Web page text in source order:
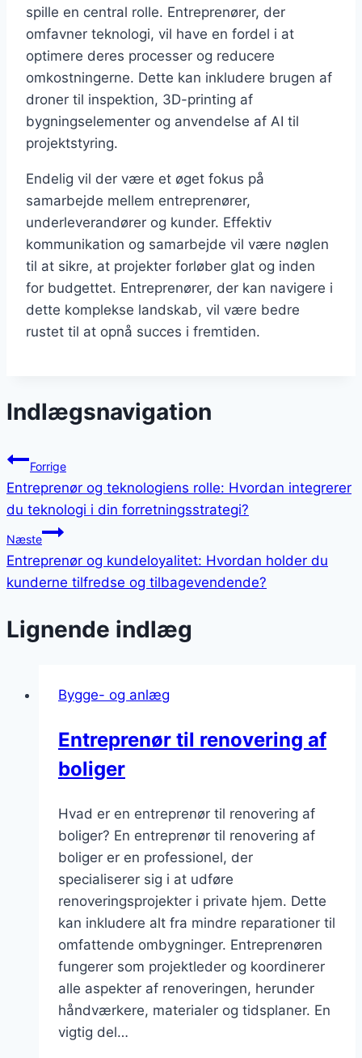
spille en central rolle. Entreprenører, der
omfavner teknologi, vil have en fordel i at
optimere deres processer og reducere
omkostningerne. Dette kan inkludere brugen af
droner til inspektion, 3D-printing af
bygningselementer og anvendelse af AI til
projektstyring.
Endelig vil der være et øget fokus på
samarbejde mellem entreprenører,
underleverandører og kunder. Effektiv
kommunikation og samarbejde vil være nøglen
til at sikre, at projekter forløber glat og inden
for budgettet. Entreprenører, der kan navigere i
dette komplekse landskab, vil være bedre
rustet til at opnå succes i fremtiden.
Indlægsnavigation
Forrige
Entreprenør og teknologiens rolle: Hvordan integrerer
du teknologi i din forretningsstrategi?
Næste
Entreprenør og kundeloyalitet: Hvordan holder du
kunderne tilfredse og tilbagevendende?
Lignende indlæg
Bygge- og anlæg
Entreprenør til renovering af
boliger
Hvad er en entreprenør til renovering af
boliger? En entreprenør til renovering af
boliger er en professionel, der
specialiserer sig i at udføre
renoveringsprojekter i private hjem. Dette
kan inkludere alt fra mindre reparationer til
omfattende ombygninger. Entreprenøren
fungerer som projektleder og koordinerer
alle aspekter af renoveringen, herunder
håndværkere, materialer og tidsplaner. En
vigtig del…